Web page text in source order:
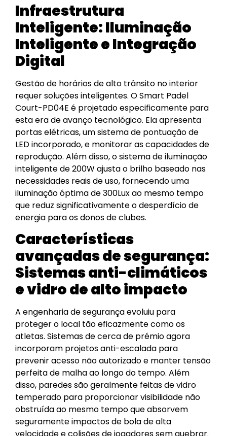
Infraestrutura
Inteligente: Iluminação
Inteligente e Integração
Digital
Gestão de horários de alto trânsito no interior
requer soluções inteligentes. O Smart Padel
Court-PD04E é projetado especificamente para
esta era de avanço tecnológico. Ela apresenta
portas elétricas, um sistema de pontuação de
LED incorporado, e monitorar as capacidades de
reprodução. Além disso, o sistema de iluminação
inteligente de 200W ajusta o brilho baseado nas
necessidades reais de uso, fornecendo uma
iluminação óptima de 300Lux ao mesmo tempo
que reduz significativamente o desperdício de
energia para os donos de clubes.
Características
avançadas de segurança:
Sistemas anti-climáticos
e vidro de alto impacto
A engenharia de segurança evoluiu para
proteger o local tão eficazmente como os
atletas. Sistemas de cerca de prémio agora
incorporam projetos anti-escalada para
prevenir acesso não autorizado e manter tensão
perfeita de malha ao longo do tempo. Além
disso, paredes são geralmente feitas de vidro
temperado para proporcionar visibilidade não
obstruída ao mesmo tempo que absorvem
seguramente impactos de bola de alta